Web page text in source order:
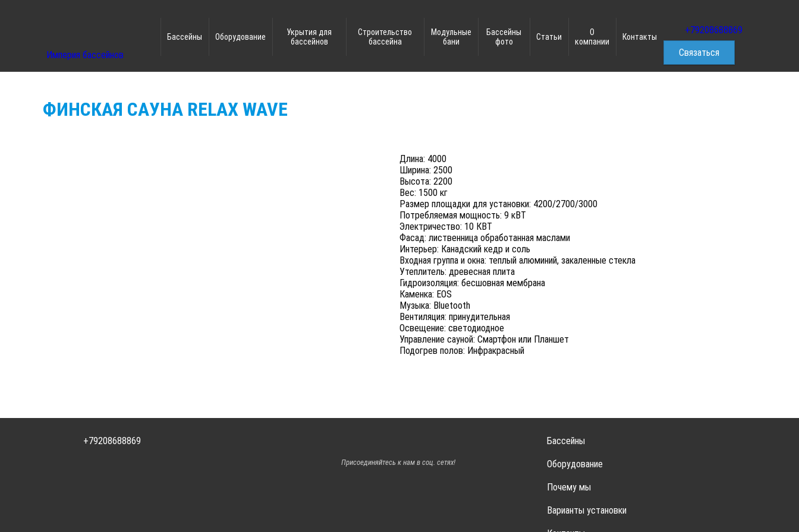
Империя бассейнов
Бассейны Оборудование
Укрытия для
бассейнов
Строительство
бассейна
Модульные
бани
Бассейны
фото
Статьи
О
компании
Контакты
+79208688869
Связаться
ФИНСКАЯ САУНА RELAX WAVE
Длина: 4000
Ширина: 2500
Высота: 2200
Вес: 1500 кг
Размер площадки для установки: 4200/2700/3000
Потребляемая мощность: 9 кВТ
Электричество: 10 КВТ
Фасад: лиственница обработанная маслами
Интерьер: Канадский кедр и соль
Входная группа и окна: теплый алюминий, закаленные стекла
Утеплитель: древесная плита
Гидроизоляция: бесшовная мембрана
Каменка: EOS
Музыка: Bluetooth
Вентиляция: принудительная
Освещение: светодиодное
Управление сауной: Смартфон или Планшет
Подогрев полов: Инфракрасный
+79208688869
Присоединяйтесь к нам в соц. сетях!
Бассейны
Оборудование
Почему мы
Варианты установки